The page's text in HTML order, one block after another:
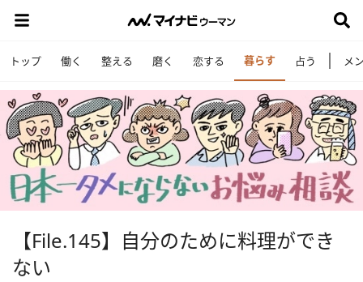
トップ 働く 整える 磨く 恋する 暮らす 占う メ
【File.145】自分のために料理ができ
ない